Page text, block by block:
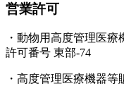
営業許可
・動物用高度管理医
許可番号 東部-74
・高度管理医療機器